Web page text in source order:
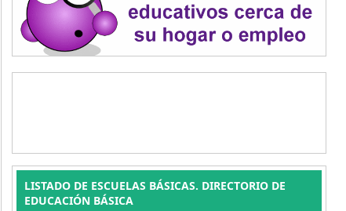
LISTADO DE ESCUELAS BÁSICAS. DIRECTORIO DE
EDUCACIÓN BÁSICA